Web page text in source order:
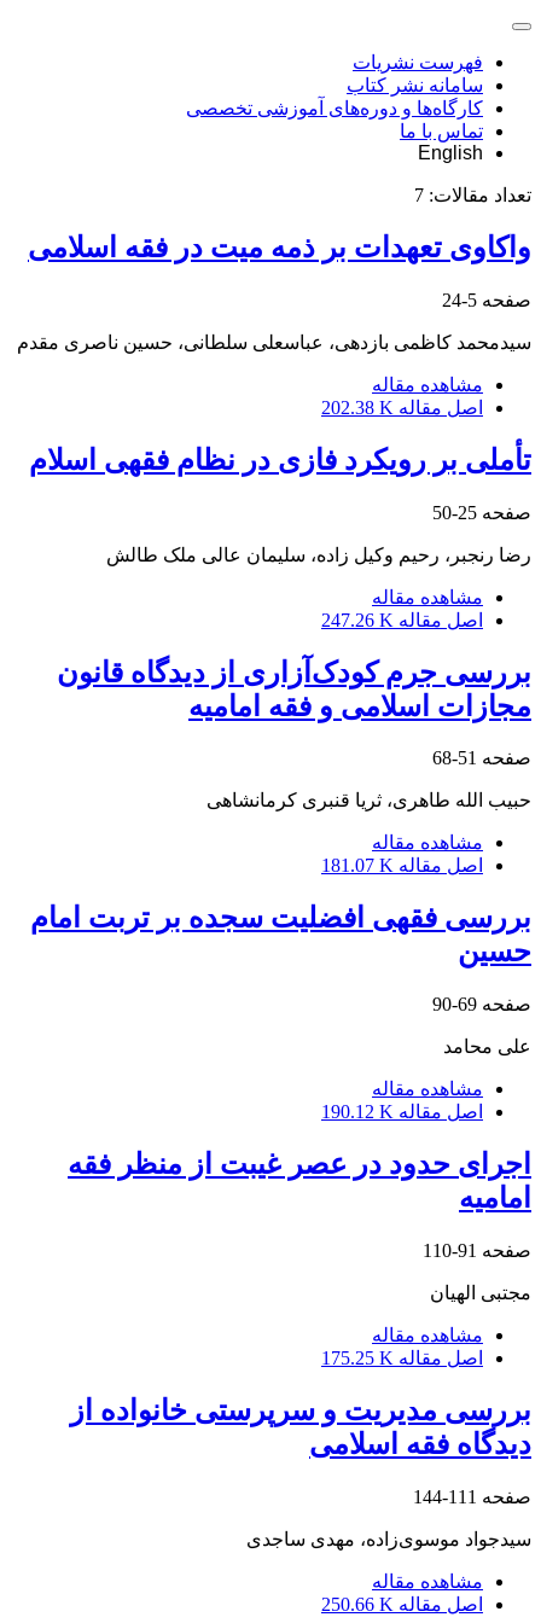
فهرست نشریات
سامانه نشر کتاب
کارگاه‌ها و دوره‌های آموزشی تخصصی
تماس با ما
English
تعداد مقالات: 7
واکاوی تعهدات بر ذمه میت در فقه اسلامی
صفحه 5-24
سیدمحمد کاظمی بازدهی، عباسعلی سلطانی، حسین ناصری مقدم
مشاهده مقاله
اصل مقاله 202.38 K
تأملی بر رویکرد فازی در نظام فقهی اسلام
صفحه 25-50
رضا رنجبر، رحیم وکیل زاده، سلیمان عالی ملک طالش
مشاهده مقاله
اصل مقاله 247.26 K
بررسی جرم کودک‌آزاری از دیدگاه قانون
مجازات اسلامی و فقه امامیه
صفحه 51-68
حبیب الله طاهری، ثریا قنبری کرمانشاهی
مشاهده مقاله
اصل مقاله 181.07 K
بررسی فقهی افضلیت سجده بر تربت امام
حسین
صفحه 69-90
علی محامد
مشاهده مقاله
اصل مقاله 190.12 K
اجرای حدود در عصر غیبت از منظر فقه
امامیه
صفحه 91-110
مجتبی الهیان
مشاهده مقاله
اصل مقاله 175.25 K
بررسی مدیریت و سرپرستی خانواده از
دیدگاه فقه اسلامی
صفحه 111-144
سیدجواد موسوی‌زاده، مهدی ساجدی
مشاهده مقاله
اصل مقاله 250.66 K